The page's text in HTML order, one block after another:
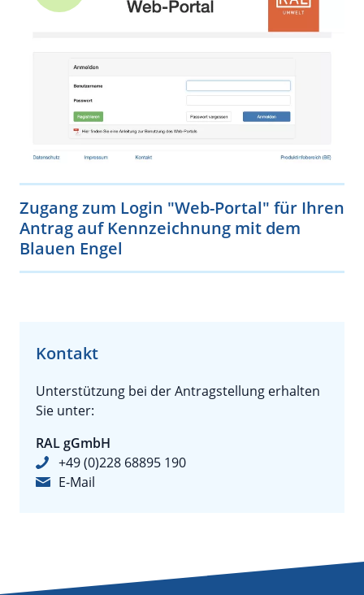
Zugang zum Login "Web-Portal" für Ihren
Antrag auf Kennzeichnung mit dem
Blauen Engel
Kontakt
Unterstützung bei der Antragstellung erhalten
Sie unter:
RAL gGmbH
+49 (0)228 68895 190
E-Mail